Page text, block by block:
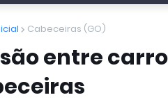
Cabeceiras (GO)
entre